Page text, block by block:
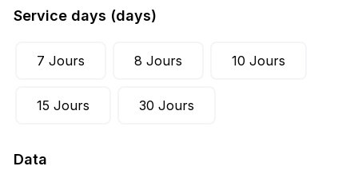
Service days (days)
7 Jours 8 Jours 10 Jours
15 Jours 30 Jours
Data